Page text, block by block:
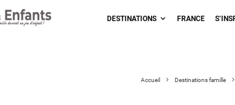
DESTINATIONS FRANCE
Accueil Destinations famille